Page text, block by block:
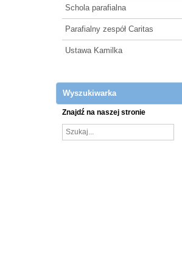
Schola parafialna
Parafialny zespół Caritas
Ustawa Kamilka
Wyszukiwarka
Znajdź na naszej stronie